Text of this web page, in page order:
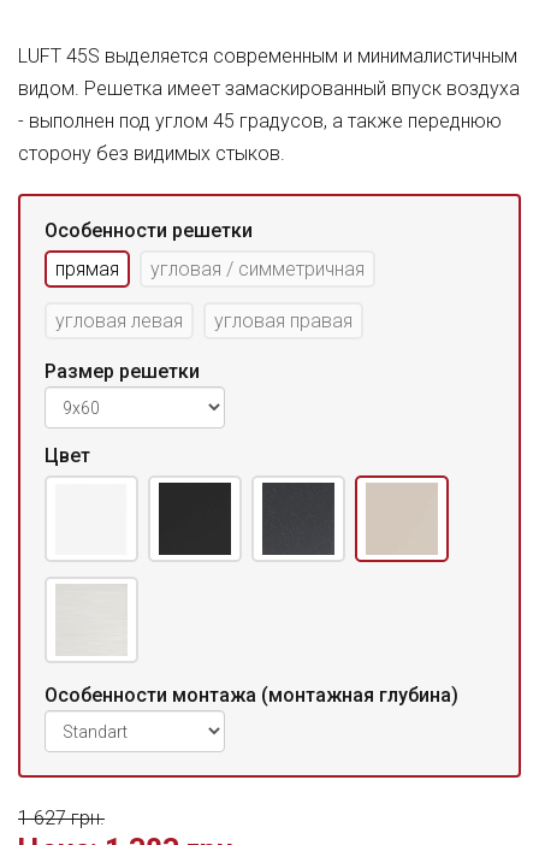
LUFT 45S выделяется современным и минималистичным
видом. Решетка имеет замаскированный впуск воздуха
- выполнен под углом 45 градусов, а также переднюю
сторону без видимых стыков.
Особенности решетки
прямая
угловая / симметричная
угловая левая угловая правая
Размер решетки
Цвет
Особенности монтажа (монтажная глубина)
1 627 грн.